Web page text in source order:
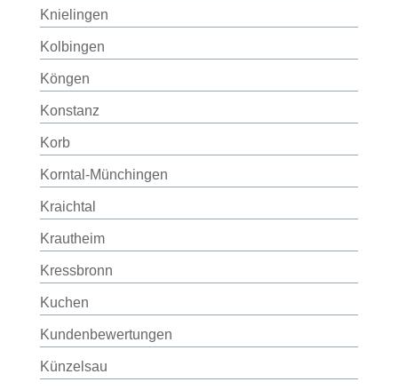
Knielingen
Kolbingen
Köngen
Konstanz
Korb
Korntal-Münchingen
Kraichtal
Krautheim
Kressbronn
Kuchen
Kundenbewertungen
Künzelsau